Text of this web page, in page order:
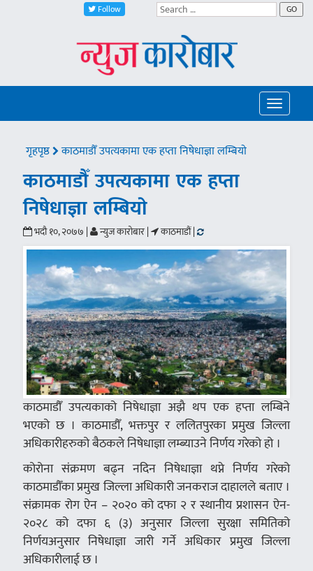
Follow GO
Toggle
गृहपृष्ठ काठमाडौँ उपत्यकामा एक हप्ता निषेधाज्ञा लम्बियाे
काठमाडौँ उपत्यकामा एक हप्ता
निषेधाज्ञा लम्बियाे
भदौ १०, २०७७ | न्युज कारोबार | काठमाडौं |
काठमाडौँ उपत्यकाको निषेधाज्ञा अझै थप एक हप्ता लम्बिने
भएको छ । काठमाडौँ, भक्तपुर र ललितपुरका प्रमुख जिल्ला
अधिकारीहरुको बैठकले निषेधाज्ञा लम्ब्याउने निर्णय गरेको हो ।
कोरोना संक्रमण बढ्न नदिन निषेधाज्ञा थप्ने निर्णय गरेको
काठमाडौँका प्रमुख जिल्ला अधिकारी जनकराज दाहालले बताए ।
संक्रामक रोग ऐन – २०२० को दफा २ र स्थानीय प्रशासन ऐन-
२०२८ को दफा ६ (३) अनुसार जिल्ला सुरक्षा समितिको
निर्णयअनुसार निषेधाज्ञा जारी गर्ने अधिकार प्रमुख जिल्ला
अधिकारीलाई छ ।